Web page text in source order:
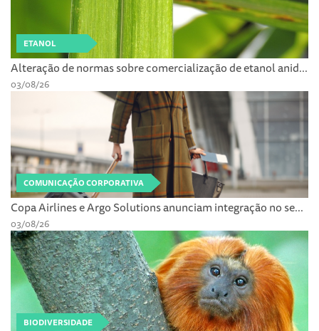
ETANOL
Alteração de normas sobre comercialização de etanol anid...
03/08/26
COMUNICAÇÃO CORPORATIVA
Copa Airlines e Argo Solutions anunciam integração no se...
03/08/26
BIODIVERSIDADE